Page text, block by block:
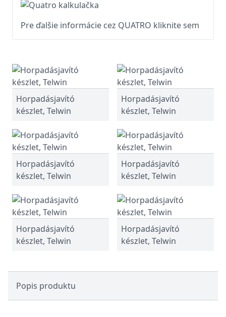
Pre ďalšie informácie cez QUATRO kliknite sem
Horpadásjavító
készlet, Telwin
Horpadásjavító
készlet, Telwin
Horpadásjavító
készlet, Telwin
Horpadásjavító
készlet, Telwin
Horpadásjavító
készlet, Telwin
Horpadásjavító
készlet, Telwin
Popis produktu